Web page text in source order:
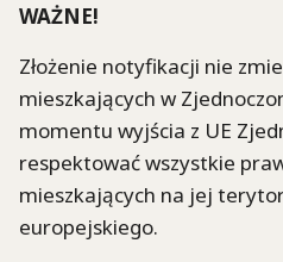
WAŻNE!
Złożenie notyfikacji nie
mieszkających w
momentu wyjścia z UE
respektować wszystkie
mieszkających na jej
europejskiego.